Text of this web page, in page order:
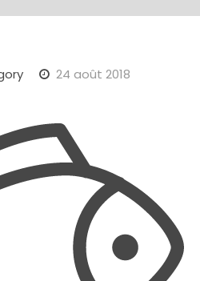
24 août 2018